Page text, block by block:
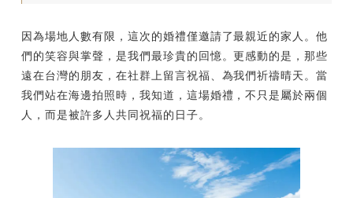
因為場地人數有限，這次的婚禮僅邀請了最親近的家人。他
們的笑容與掌聲，是我們最珍貴的回憶。更感動的是，那些
遠在台灣的朋友，在社群上留言祝福、為我們祈禱晴天。當
我們站在海邊拍照時，我知道，這場婚禮，不只是屬於兩個
人，而是被許多人共同祝福的日子。